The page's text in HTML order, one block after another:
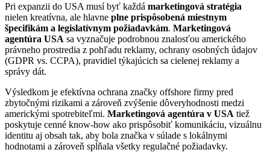
Pri expanzii do USA musí byť každá marketingová stratégia
nielen kreatívna, ale hlavne plne prispôsobená miestnym
špecifikám a legislatívnym požiadavkám. Marketingová
agentúra USA sa vyznačuje podrobnou znalosťou amerického
právneho prostredia z pohľadu reklamy, ochrany osobných údajov
(GDPR vs. CCPA), pravidiel týkajúcich sa cielenej reklamy a
správy dát.
Výsledkom je efektívna ochrana značky offshore firmy pred
zbytočnými rizikami a zároveň zvýšenie dôveryhodnosti medzi
americkými spotrebiteľmi. Marketingová agentúra v USA tiež
poskytuje cenné know-how ako prispôsobiť komunikáciu, vizuálnu
identitu aj obsah tak, aby bola značka v súlade s lokálnymi
hodnotami a zároveň spĺňala všetky regulačné požiadavky.